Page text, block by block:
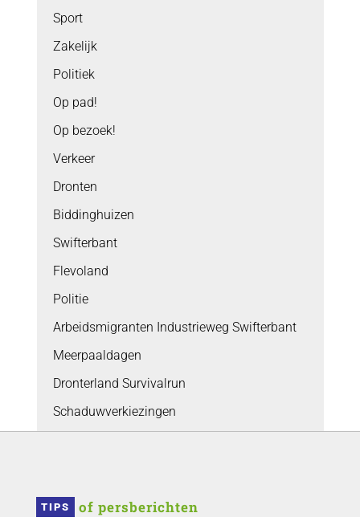
Sport
Zakelijk
Politiek
Op pad!
Op bezoek!
Verkeer
Dronten
Biddinghuizen
Swifterbant
Flevoland
Politie
Arbeidsmigranten Industrieweg Swifterbant
Meerpaaldagen
Dronterland Survivalrun
Schaduwverkiezingen
TIPS of persberichten